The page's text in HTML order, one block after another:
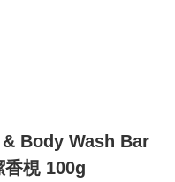
Body Wash Bar
香梘 100g